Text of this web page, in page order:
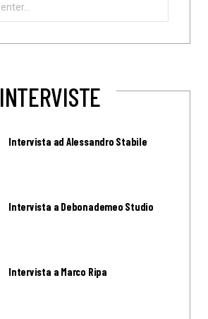
INTERVISTE
Intervista ad Alessandro Stabile
Intervista a Debonademeo Studio
Intervista a Marco Ripa